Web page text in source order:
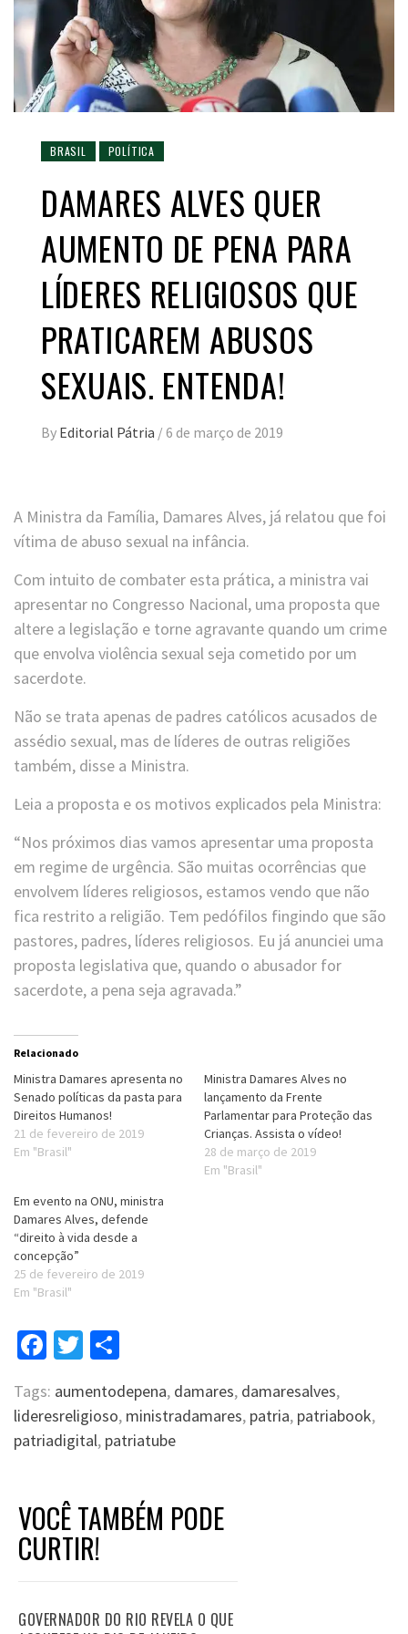
BRASIL POLÍTICA
DAMARES ALVES QUER
AUMENTO DE PENA PARA
LÍDERES RELIGIOSOS QUE
PRATICAREM ABUSOS
SEXUAIS. ENTENDA!
By Editorial Pátria /6 de março de 2019
A Ministra da Família, Damares Alves, já relatou que foi
vítima de abuso sexual na infância.
Com intuito de combater esta prática, a ministra vai
apresentar no Congresso Nacional, uma proposta que
altere a legislação e torne agravante quando um crime
que envolva violência sexual seja cometido por um
sacerdote.
Não se trata apenas de padres católicos acusados de
assédio sexual, mas de líderes de outras religiões
também, disse a Ministra.
Leia a proposta e os motivos explicados pela Ministra:
“Nos próximos dias vamos apresentar uma proposta
em regime de urgência. São muitas ocorrências que
envolvem líderes religiosos, estamos vendo que não
fica restrito a religião. Tem pedófilos fingindo que são
pastores, padres, líderes religiosos. Eu já anunciei uma
proposta legislativa que, quando o abusador for
sacerdote, a pena seja agravada.”
Relacionado
Ministra Damares apresenta no
Senado políticas da pasta para
Direitos Humanos!
21 de fevereiro de 2019
Em "Brasil"
Ministra Damares Alves no
lançamento da Frente
Parlamentar para Proteção das
Crianças. Assista o vídeo!
28 de março de 2019
Em "Brasil"
Em evento na ONU, ministra
Damares Alves, defende
“direito à vida desde a
concepção”
25 de fevereiro de 2019
Em "Brasil"
Facebook
Twitter
Tags: aumentodepena, damares, damaresalves,
lideresreligioso, ministradamares, patria, patriabook,
patriadigital, patriatube
VOCÊ TAMBÉM PODE
CURTIR!
GOVERNADOR DO RIO REVELA O QUE